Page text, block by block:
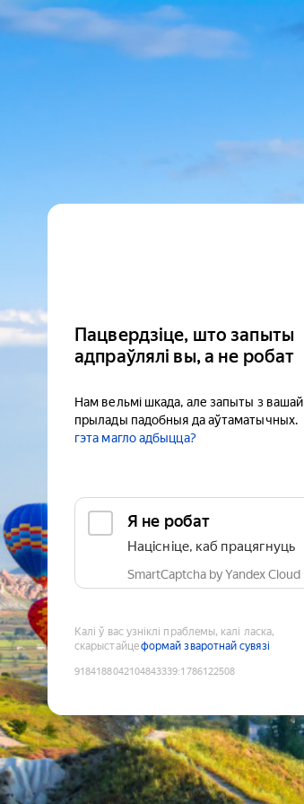
Пацвердзіце, што запыты
адпраўлялі вы, а не робат
Нам вельмі шкада, але запыты з вашай
прылады падобныя да аўтаматычных.
гэта магло адбыцца?
Я не робат
Націсніце, каб працягнуць
SmartCaptcha by Yandex Cloud
Калі ў вас узніклі праблемы, калі ласка,
скарыстайцеформай зваротнай сувязі
9184188042104843339:1786122508